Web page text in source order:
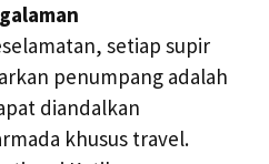
setiap supir
penumpang adalah
diandalkan
khusus travel.